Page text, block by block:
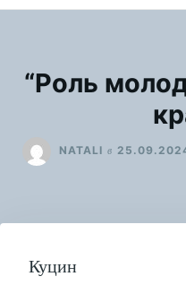
“Роль
NATALI в
Куцин